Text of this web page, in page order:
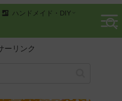
ハンドメイド・DIY
ーリンク